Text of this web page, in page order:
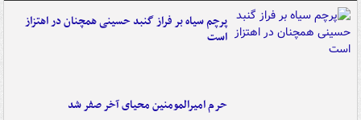
پرچم سیاه بر فراز گنبد حسینی همچنان در اهتزاز
است
حرم امیرالمومنین محیای آخر صفر شد